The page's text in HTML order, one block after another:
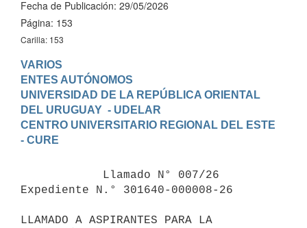
Fecha de Publicación: 29/05/2026
Página: 153
Carilla: 153
VARIOS
ENTES AUTÓNOMOS
UNIVERSIDAD DE LA REPÚBLICA ORIENTAL
DEL URUGUAY  - UDELAR
CENTRO UNIVERSITARIO REGIONAL DEL ESTE
Expediente N.° 301640-000008-26
LLAMADO A ASPIRANTES PARA LA